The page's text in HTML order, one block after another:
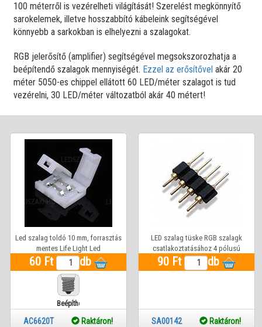
100 méterről is vezérelheti világítását! Szerelést megkönnyítő
sarokelemek, illetve hosszabbító kábeleink segítségével
könnyebb a sarkokban is elhelyezni a szalagokat.
RGB jelerősítő (amplifier) segítségével megsokszorozhatja a
beépítendő szalagok mennyiségét. Ezzel az erősítővel akár 20
méter 5050-es chippel ellátott 60 LED/méter szalagot is tud
vezérelni, 30 LED/méter változatból akár 40 métert!
Led szalag toldó 10 mm, forrasztás
mentes Life Light Led
60 Ft db
Beépíthető
AC6620T Raktáron!
LED szalag tüske RGB szalagk
csatlakoztatásához 4 pólusú
90 Ft db
SA00142 Raktáron!